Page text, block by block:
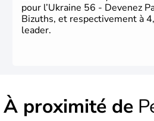
pour l’Ukraine 56 - Devenez
Bizuths, et respectivement à
leader.
À proximité de